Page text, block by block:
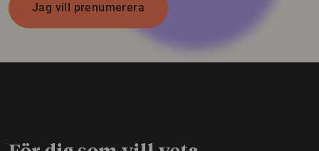
Jag vill prenumerera